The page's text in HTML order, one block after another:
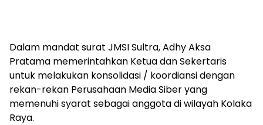
Dalam mandat surat JMSI Sultra, Adhy Aksa
Pratama memerintahkan Ketua dan Sekertaris
untuk melakukan konsolidasi / koordiansi dengan
rekan-rekan Perusahaan Media Siber yang
memenuhi syarat sebagai anggota di wilayah Kolaka
Raya.